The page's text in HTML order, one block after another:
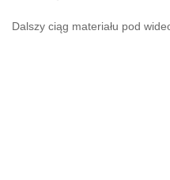
Dalszy ciąg materiału pod